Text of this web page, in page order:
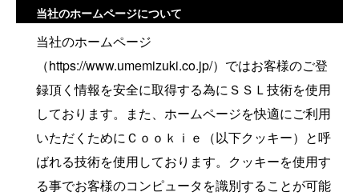
当社のホームページについて
当社のホームページ
（https://www.umemizuki.co.jp/）ではお客様のご登
録頂く情報を安全に取得する為にＳＳＬ技術を使用
しております。また、ホームページを快適にご利用
いただくためにＣｏｏｋｉｅ（以下クッキー）と呼
ばれる技術を使用しております。クッキーを使用す
る事でお客様のコンピュータを識別することが可能